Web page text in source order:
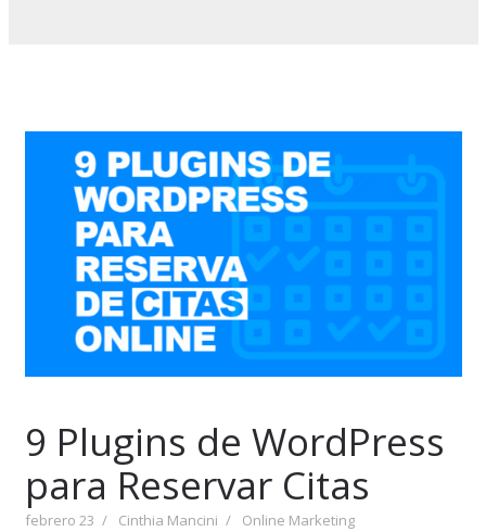
9 Plugins de WordPress
para Reservar Citas
febrero 23 Cinthia Mancini Online Marketing